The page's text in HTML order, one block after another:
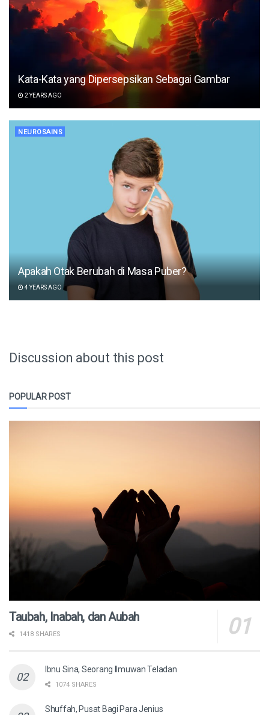
Kata-Kata yang Dipersepsikan Sebagai Gambar
2 YEARS AGO
NEUROSAINS
Apakah Otak Berubah di Masa Puber?
4 YEARS AGO
Discussion about this post
POPULAR POST
Taubah, Inabah, dan Aubah
1418 SHARES
Ibnu Sina, Seorang Ilmuwan Teladan
1074 SHARES
Shuffah, Pusat Bagi Para Jenius